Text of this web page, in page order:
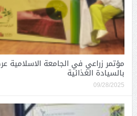
مؤتمر زراعي في الجامعة الاسلامية
بالسيادة الغذائية
09/28/2025